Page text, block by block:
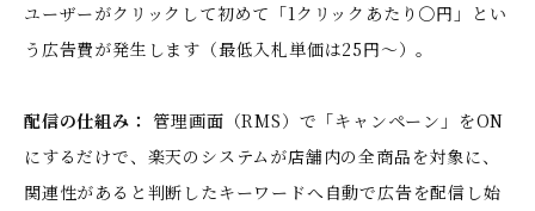
ユーザーがクリックして初めて「1クリックあたり〇円」とい
う広告費が発生します（最低入札単価は25円〜）。
配信の仕組み： 管理画面（RMS）で「キャンペーン」をON
にするだけで、楽天のシステムが店舗内の全商品を対象に、
関連性があると判断したキーワードへ自動で広告を配信し始